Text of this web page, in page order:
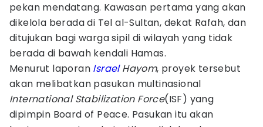
pekan mendatang. Kawasan pertama yang akan
dikelola berada di Tel al-Sultan, dekat Rafah, dan
ditujukan bagi warga sipil di wilayah yang tidak
berada di bawah kendali Hamas.
Menurut laporan IsraelHayom, proyek tersebut
akan melibatkan pasukan multinasional
International Stabilization Force(ISF) yang
dipimpin Board of Peace. Pasukan itu akan